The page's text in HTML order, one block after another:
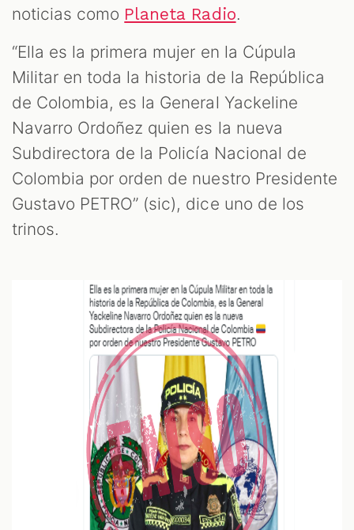
noticias como Planeta Radio.
“Ella es la primera mujer en la Cúpula
Militar en toda la historia de la República
de Colombia, es la General Yackeline
Navarro Ordoñez quien es la nueva
Subdirectora de la Policía Nacional de
Colombia por orden de nuestro Presidente
Gustavo PETRO” (sic), dice uno de los
trinos.